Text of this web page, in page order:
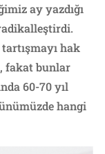
ay yazdığı
tartışmayı hak
fakat bunlar
60-70 yıl
hangi